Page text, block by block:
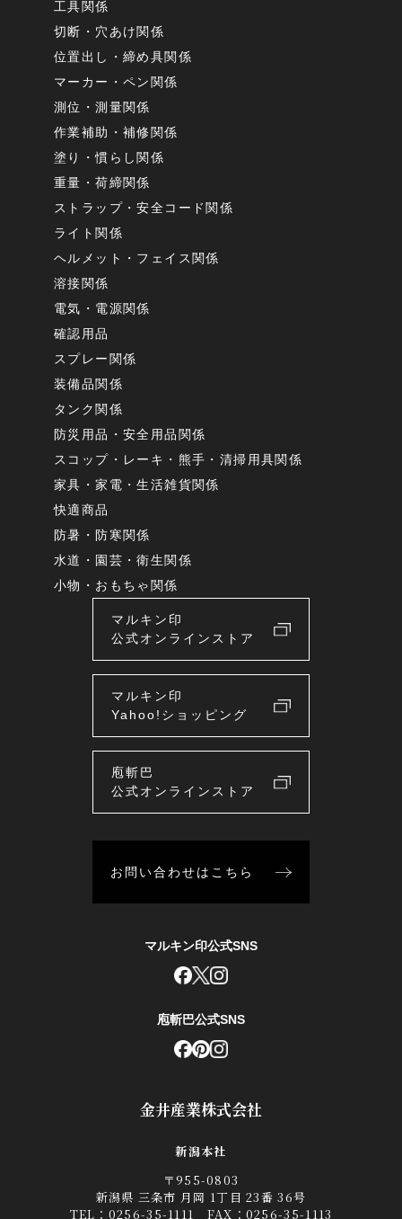
金井産業株式会社
新潟本社
〒955-0803
新潟県 三条市 月岡 1丁目 23番 36号
TEL： 0256-35-1111 FAX：0256-35-1113
工具関係
切断・穴あけ関係
位置出し・締め具関係
マーカー・ペン関係
測位・測量関係
作業補助・補修関係
塗り・慣らし関係
重量・荷締関係
ストラップ・安全コード関係
ライト関係
ヘルメット・フェイス関係
溶接関係
電気・電源関係
確認用品
スプレー関係
装備品関係
タンク関係
防災用品・安全用品関係
スコップ・レーキ・熊手・清掃用具関係
家具・家電・生活雑貨関係
快適商品
防暑・防寒関係
水道・園芸・衛生関係
小物・おもちゃ関係
マルキン印
公式オンラインストア
マルキン印
Yahoo!ショッピング
庖斬巴
公式オンラインストア
お問い合わせはこちら
マルキン印公式SNS
庖斬巴公式SNS